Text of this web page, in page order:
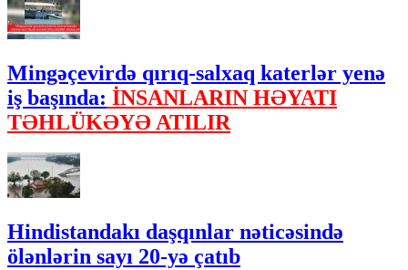
Mingəçevirdə qırıq-salxaq katerlər yenə
iş başında: İNSANLARIN HƏYATI
TƏHLÜKƏYƏ ATILIR
Hindistandakı daşqınlar nəticəsində
ölənlərin sayı 20-yə çatıb